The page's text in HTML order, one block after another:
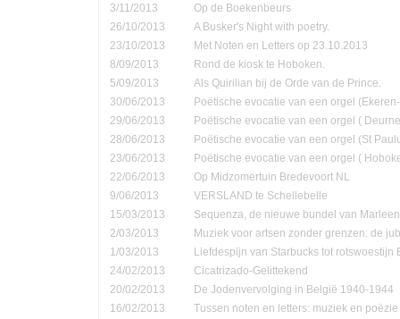
3/11/2013
Op de Boekenbeurs
26/10/2013
A Busker's Night with poetry.
23/10/2013
Met Noten en Letters op 23.10.2013
8/09/2013
Rond de kiosk te Hoboken.
5/09/2013
Als Quirilian bij de Orde van de Prince.
30/06/2013
Poëtische evocatie van een orgel
29/06/2013
Poëtische evocatie van een orgel (
28/06/2013
Poëtische evocatie van een orgel (St
23/06/2013
Poëtische evocatie van een orgel (
22/06/2013
Op Midzomertuin Bredevoort NL
9/06/2013
VERSLAND te Schellebelle
15/03/2013
Sequenza, de nieuwe bundel van
2/03/2013
Muziek voor artsen zonder grenzen: de
1/03/2013
Liefdespijn van Starbucks tot rotswoestijn
24/02/2013
Cicatrizado-Gelittekend
20/02/2013
De Jodenvervolging in België 1940-1944
16/02/2013
Tussen noten en letters: muziek en